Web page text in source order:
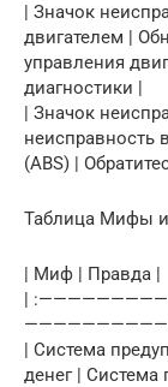
| Значок
двигателем |
управления
диагностики |
| Значок
неисправность
(ABS) |
Таблица Мифы
| Миф | Правда |
|
| Система
денег | Система